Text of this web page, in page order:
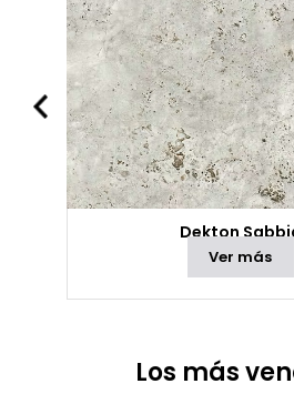
Dekton
Ver más
Los más